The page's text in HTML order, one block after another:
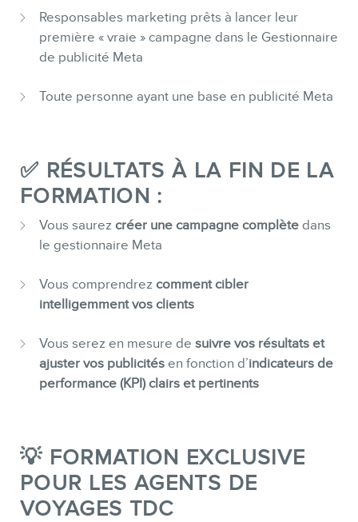
Responsables marketing prêts à lancer leur
première « vraie » campagne dans le Gestionnaire
de publicité Meta
Toute personne ayant une base en publicité Meta
✅ RÉSULTATS À LA FIN DE LA
FORMATION :
Vous saurez créer une campagne complète dans
le gestionnaire Meta
Vous comprendrez comment cibler
intelligemment vos clients
Vous serez en mesure de suivre vos résultats et
ajuster vos publicités en fonction d’indicateurs de
performance (KPI) clairs et pertinents
💡 FORMATION EXCLUSIVE
POUR LES AGENTS DE
VOYAGES TDC